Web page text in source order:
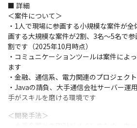
■ 詳細
＜案件について＞
・1人で現場に参画する小規模な案件が
画する大規模な案件が2割、3名～5名で
割です（2025年10月時点）
・コミュニケーションツールは案件によ
ます
・金融、通信系、電力関連のプロジェク
・Javaの請負、大手通信会社サーバー運
手がスキルを磨ける環境です
＜開発手法＞